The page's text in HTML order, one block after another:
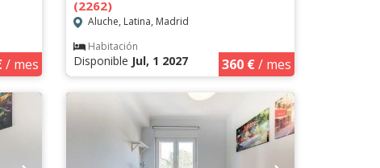
/ mes
(2262)
Aluche, Latina, Madrid
Habitación
Disponible Jul, 1 2027 360 €/ mes